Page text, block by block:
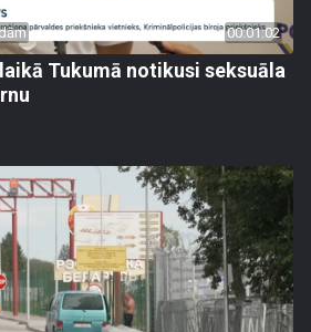
00:01:02
Tukumā notikusi seksuāla